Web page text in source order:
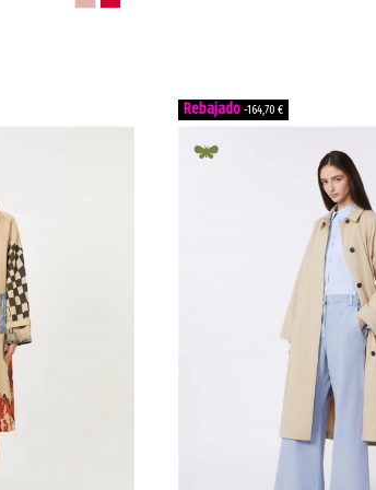
-164,70 €